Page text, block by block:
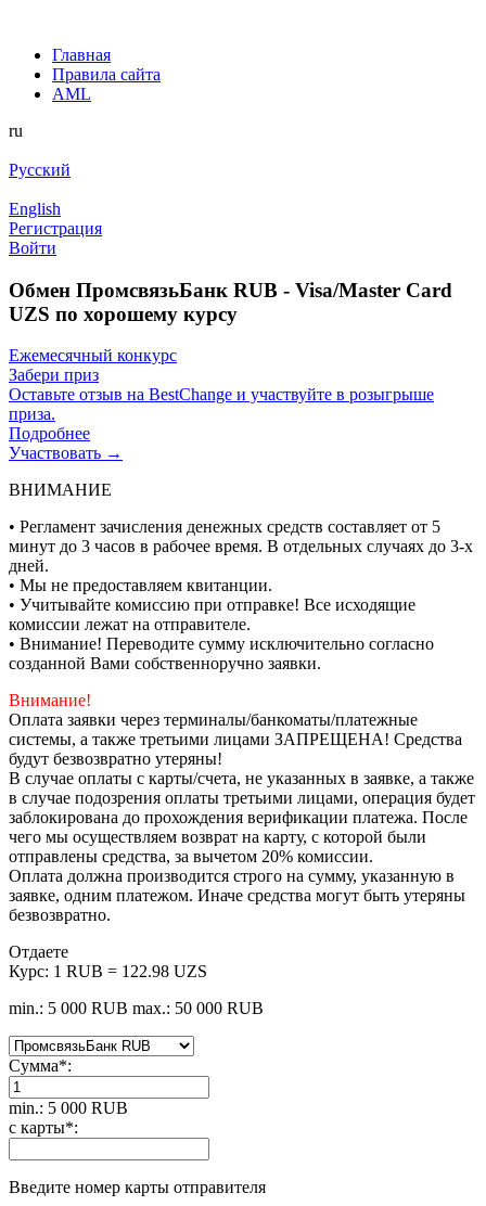
Главная
Правила сайта
AML
ru
Русский
English
Регистрация
Войти
Обмен ПромсвязьБанк RUB - Visa/Master Card
UZS по хорошему курсу
Ежемесячный конкурс
Забери приз
Оставьте отзыв на BestChange и участвуйте в розыгрыше
приза.
Подробнее
Участвовать →
ВНИМАНИЕ
• Регламент зачисления денежных средств составляет от 5
минут до 3 часов в рабочее время. В отдельных случаях до 3-х
дней.
• Мы не предоставляем квитанции.
• Учитывайте комиссию при отправке! Все исходящие
комиссии лежат на отправителе.
• Внимание! Переводите сумму исключительно согласно
созданной Вами собственноручно заявки.
Внимание!
Оплата заявки через терминалы/банкоматы/платежные
системы, а также третьими лицами ЗАПРЕЩЕНА! Средства
будут безвозвратно утеряны!
В случае оплаты с карты/счета, не указанных в заявке, а также
в случае подозрения оплаты третьими лицами, операция будет
заблокирована до прохождения верификации платежа. После
чего мы осуществляем возврат на карту, с которой были
отправлены средства, за вычетом 20% комиссии.
Оплата должна производится строго на сумму, указанную в
заявке, одним платежом. Иначе средства могут быть утеряны
безвозвратно.
Отдаете
Курс: 1 RUB = 122.98 UZS
min.: 5 000 RUB max.: 50 000 RUB
Сумма*:
min.: 5 000 RUB
с карты*:
Введите номер карты отправителя